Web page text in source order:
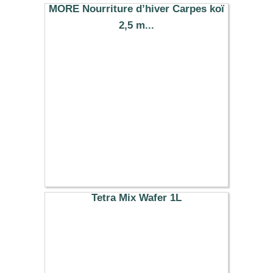
MORE Nourriture d’hiver Carpes koï
2,5 m...
Tetra Mix Wafer 1L